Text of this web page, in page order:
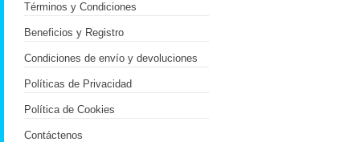
Términos y Condiciones
Beneficios y Registro
Condiciones de envío y devoluciones
Políticas de Privacidad
Política de Cookies
Contáctenos